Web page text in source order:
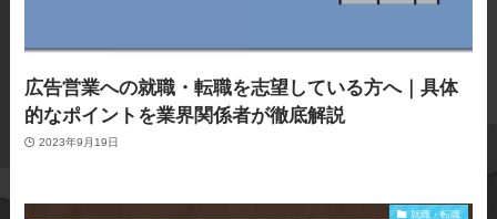
広告営業への就職・転職を志望している方へ｜具体
的なポイントを業界関係者が徹底解説
2023年9月19日
就職・転職